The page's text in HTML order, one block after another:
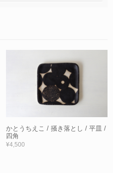
かとうちえこ / 掻き落とし / 平皿 /
四角
¥4,500